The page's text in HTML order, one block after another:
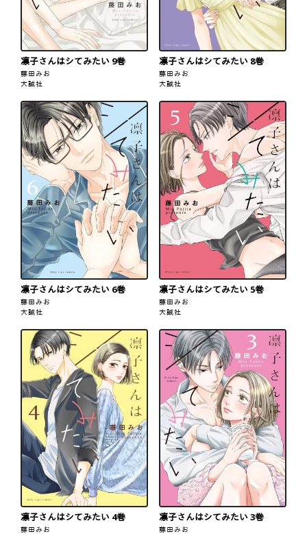
凛子さんはシてみたい 9巻
藤田みお
大誠社
凛子さんはシてみたい 8巻
藤田みお
大誠社
凛子さんはシてみたい 6巻
藤田みお
大誠社
凛子さんはシてみたい 5巻
藤田みお
大誠社
凛子さんはシてみたい 4巻
藤田みお
凛子さんはシてみたい 3巻
藤田みお